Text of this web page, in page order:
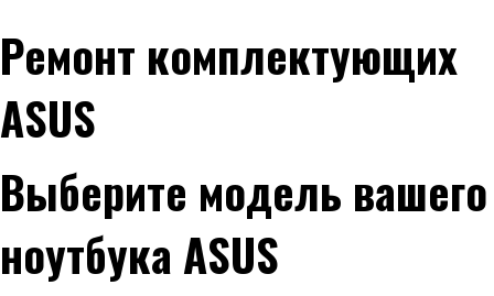
Ремонт комплектующих
ASUS
Выберите модель вашего
ноутбука ASUS